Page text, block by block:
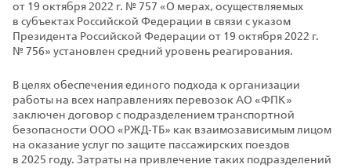
от 19 октября 2022 г. № 757 «О мерах, осуществляемых
в субъектах Российской Федерации в связи с указом
Президента Российской Федерации от 19 октября 2022 г.
№ 756» установлен средний уровень реагирования.
В целях обеспечения единого подхода к организации
работы на всех направлениях перевозок АО «ФПК»
заключен договор с подразделением транспортной
безопасности ООО «РЖД‑ТБ» как взаимозависимым лицом
на оказание услуг по защите пассажирских поездов
в 2025 году. Затраты на привлечение таких подразделений